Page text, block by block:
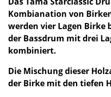
Kombianation von
werden vier Lagen Birke
der Bassdrum mit drei
kombiniert.
Die Mischung dieser
der Birke mit den tiefen